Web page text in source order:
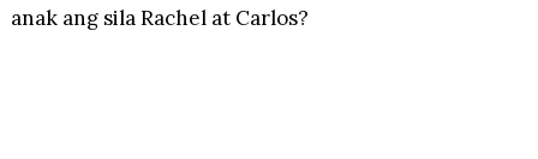
anak ang sila Rachel at Carlos?